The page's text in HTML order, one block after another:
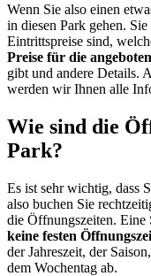
Wenn Sie also einen
in diesen Park gehen.
Eintrittspreise sind,
Preise für die
gibt und andere Details.
werden wir Ihnen alle
Wie sind die
Park?
Es ist sehr wichtig, dass
also buchen Sie
die Öffnungszeiten. Eine
keine festen
der Jahreszeit, der
dem Wochentag ab.